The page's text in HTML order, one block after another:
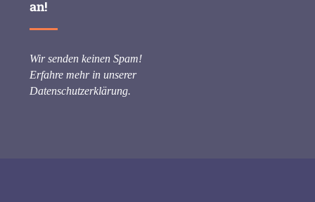
an!
Wir senden keinen Spam!
Erfahre mehr in unserer
Datenschutzerklärung.